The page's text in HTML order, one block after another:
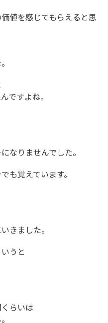
値を感じてもらえると思
ですよね。
なりませんでした。
も覚えています。
きました。
うと
らいは